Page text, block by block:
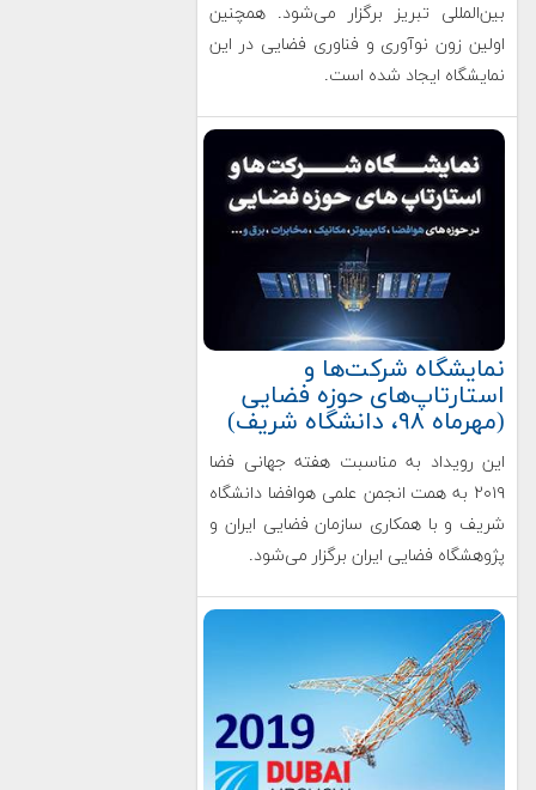
بین‌المللی تبریز برگزار می‌شود. همچنین
اولین زون نوآوری و فناوری فضایی در این
نمایشگاه ایجاد شده است.
نمایشگاه شرکت‌ها و
استارتاپ‌های حوزه فضایی
(مهرماه ۹۸، دانشگاه شریف)
این رویداد به مناسبت هفته جهانی فضا
۲۰۱۹ به همت انجمن علمی هوافضا دانشگاه
شریف و با همکاری سازمان فضایی ایران و
پژوهشگاه فضایی ایران برگزار می‌شود.